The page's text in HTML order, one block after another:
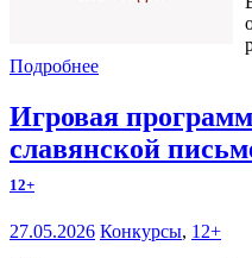
Подробнее
Игровая
славянской
12+
27.05.2026 Конкурсы, 12+